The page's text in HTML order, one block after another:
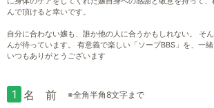
んで頂けると幸いです。
自分に合わない嬢も、誰か他の人に合うかもしれない。 そ
んが待っています。 有意義で楽しい「ソープBBS」を、一緒
いつもありがとうございます
1 名 前 ※全角半角8文字まで